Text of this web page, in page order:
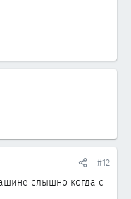
#12
слышно когда с